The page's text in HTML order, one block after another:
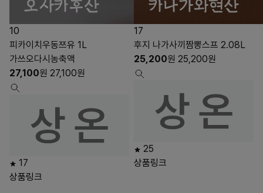
10
피카이치우동쯔유 1L
가쓰오다시농축액
27,100원 27,100원
17
상품링크
17
후지 나가사끼짬뽕스프 2.08L
25,200원 25,200원
25
상품링크